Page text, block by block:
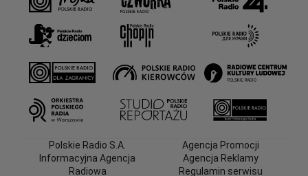
Polskie Radio S.A.
Informacyjna Agencja
Radiowa
Agencja Promocji
Agencja Reklamy
Regulamin serwisu